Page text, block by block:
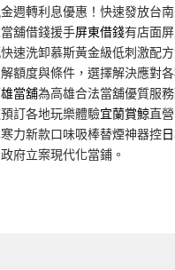
週轉利息優惠！快速發放台
舖借錢援手屏東借錢有店面
速洗卸慕斯黃金級低刺激配方
額度與條件，選擇解決應對
當舖為高雄合法當舖優質服
訂各地玩樂體驗宜蘭賞鯨直
力新款口味吸棒替煙神器控
府立案現代化當鋪。